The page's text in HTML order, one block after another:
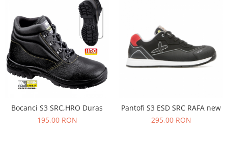
Combinezoane
Hanorace
Jachete
Pantaloni
Pantaloni scurti
Salopetă cu pieptar
Tricouri
Veste
Încălțăminte
Bocanci S3 SRC,HRO Duras
195,00 RON
Pantofi S3 ESD SRC RAFA new
295,00 RON